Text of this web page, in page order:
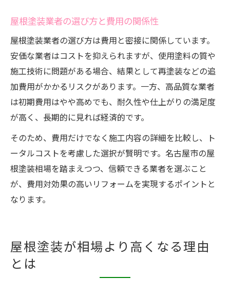
屋根塗装業者の選び方と費用の関係性
屋根塗装業者の選び方は費用と密接に関係しています。
安価な業者はコストを抑えられますが、使用塗料の質や
施工技術に問題がある場合、結果として再塗装などの追
加費用がかかるリスクがあります。一方、高品質な業者
は初期費用はやや高めでも、耐久性や仕上がりの満足度
が高く、長期的に見れば経済的です。
そのため、費用だけでなく施工内容の詳細を比較し、ト
ータルコストを考慮した選択が賢明です。名古屋市の屋
根塗装相場を踏まえつつ、信頼できる業者を選ぶこと
が、費用対効果の高いリフォームを実現するポイントと
なります。
屋根塗装が相場より高くなる理由
とは